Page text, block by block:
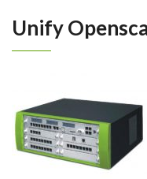
Unify